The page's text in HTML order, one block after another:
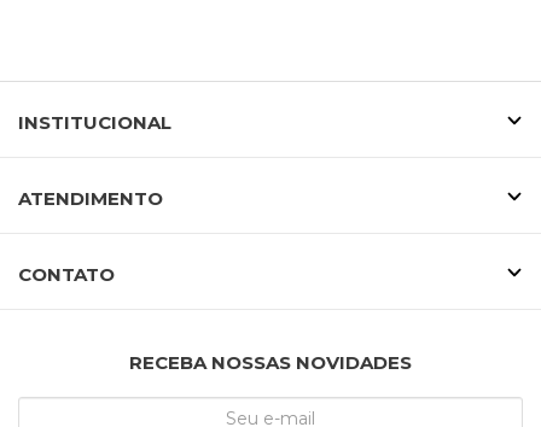
INSTITUCIONAL
ATENDIMENTO
CONTATO
RECEBA NOSSAS NOVIDADES